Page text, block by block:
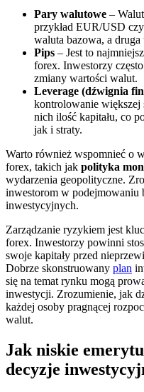
Pary walutowe –
przykład EUR/USD
waluta bazowa, a
Pips – Jest to
forex. Inwestorzy
zmiany wartości walut.
Leverage (dźwignia
kontrolowanie większej
nich ilość kapitału, co
jak i straty.
Warto również wspomnieć o
forex, takich jak polityka
wydarzenia geopolityczne.
inwestorom w podejmowaniu
inwestycyjnych.
Zarządzanie ryzykiem jest
forex. Inwestorzy powinni
swoje kapitały przed
Dobrze skonstruowany plan
się na temat rynku mogą
inwestycji. Zrozumienie, jak
każdej osoby pragnącej
walut.
Jak niskie
decyzje